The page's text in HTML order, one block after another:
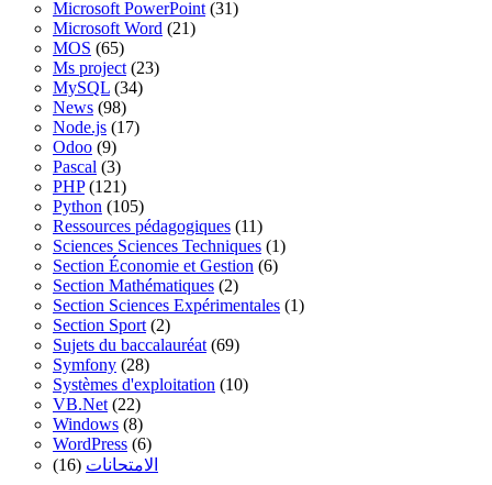
Microsoft PowerPoint (31)
Microsoft Word (21)
MOS (65)
Ms project (23)
MySQL (34)
News (98)
Node.js (17)
Odoo (9)
Pascal (3)
PHP(121)
Python (105)
Ressources pédagogiques (11)
Sciences Sciences Techniques (1)
Section Économie et Gestion (6)
Section Mathématiques (2)
Section Sciences Expérimentales (1)
Section Sport (2)
Sujets du baccalauréat (69)
Symfony (28)
Systèmes d'exploitation (10)
VB.Net (22)
Windows (8)
WordPress (6)
الامتحانات (16)